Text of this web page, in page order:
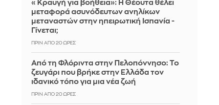
«Κραυγή για βοήθεια»: Η Θέουτα θέλει
μεταφορά ασυνόδευτων ανηλίκων
μεταναστών στην ηπειρωτική Ισπανία -
Γίνεται;
ΠΡΙΝ ΑΠΌ 20 ΏΡΕΣ
Από τη Φλόριντα στην Πελοπόννησο: Το
ζευγάρι που βρήκε στην Ελλάδα τον
ιδανικό τόπο για μια νέα ζωή
ΠΡΙΝ ΑΠΌ 20 ΏΡΕΣ